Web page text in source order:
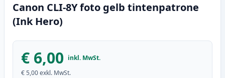
Canon CLI-8Y foto gelb tintenpatrone
(Ink Hero)
€ 6,00 inkl. MwSt.
€ 5,00exkl. MwSt.